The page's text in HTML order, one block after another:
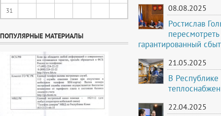
31
ПОПУЛЯРНЫЕ МАТЕРИАЛЫ
08.08.2025
Ростислав
гарантированный сбыт
21.05.2025
В
22.04.2025